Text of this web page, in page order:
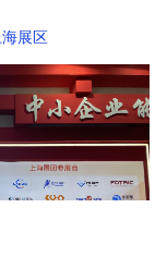
展区